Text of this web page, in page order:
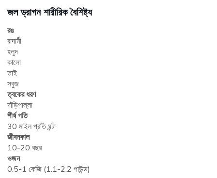
জল ড্রাগন শারীরিক বৈশিষ্ট্য
রঙ
বাদামী
হলুদ
কালো
তাই
সবুজ
ত্বকের ধরণ
দাঁড়িপাল্লা
শীর্ষ গতি
30 মাইল প্রতি ঘন্টা
জীবনকাল
10-20 বছর
ওজন
0.5-1 কেজি (1.1-2.2 পাউন্ড)